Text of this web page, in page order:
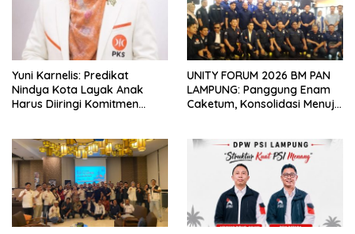
Yuni Karnelis: Predikat
Nindya Kota Layak Anak
Harus Diiringi Komitmen
UNITY FORUM 2026 BM PAN
LAMPUNG: Panggung Enam
Caketum, Konsolidasi Menuju